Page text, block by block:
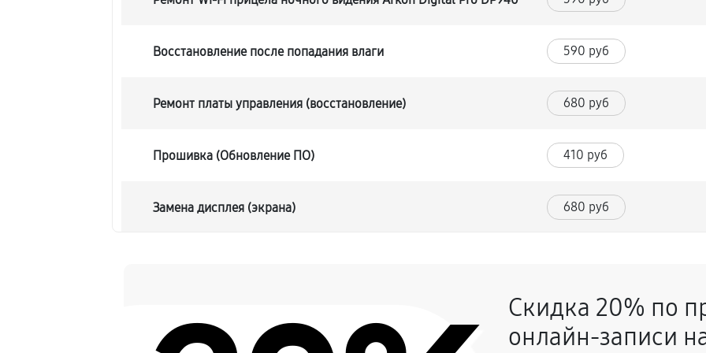
Восстановление после попадания влаги 590 руб
Ремонт платы управления (восстановление) 680 руб
Прошивка (Обновление ПО) 410 руб
Замена дисплея (экрана) 680 руб
Замена аккумулятора прицела ночного видения Arkon Digital Pro
DP940
530 руб
Скидка 20% по
онлайн-записи